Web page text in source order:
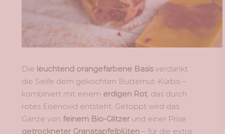
Die leuchtend orangefarbene Basisverdankt
die Seife dem gekochten Butternut-Kürbis –
kombiniert mit einem erdigen Rot, das durch
rotes Eisenoxid entsteht. Getoppt wird das
Ganze von feinem Bio-Glitzerund einer Prise
getrockneter Granatapfelblüten – für die extra